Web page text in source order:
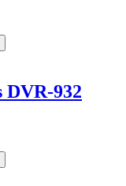
DVR-932